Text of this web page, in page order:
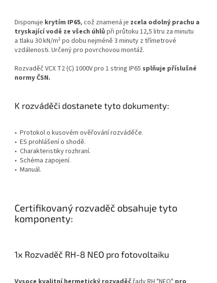
Disponuje krytím IP65, což znamená je zcela odolný prachu a
tryskající vodě ze všech úhlů při průtoku 12,5 litru za minutu
a tlaku 30 kN/m² po dobu nejméně 3 minuty z třímetrové
vzdálenosti. Určený pro povrchovou montáž.
Rozvaděč VCX T2 (C) 1000V pro 1 string IP65 splňuje příslušné
normy ČSN.
K rozváděči dostanete tyto dokumenty:
• Protokol o kusovém ověřování rozváděče.
• ES prohlášení o shodě.
• Charakteristiky rozhraní.
• Schéma zapojení.
• Manuál.
Certifikovaný rozvaděč obsahuje tyto
komponenty:
1x Rozvaděč RH-8 NEO pro fotovoltaiku